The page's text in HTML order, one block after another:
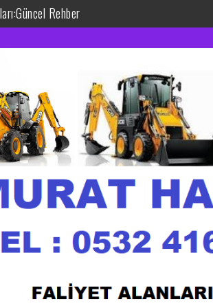
Rehber
Olan Gücü Yerde Buldurun
Alanlarınız İçin İdeal Seçim
ve Uygun Fiyatlı Çözümler
Uygun Fiyatla Profesyonel Hizmet